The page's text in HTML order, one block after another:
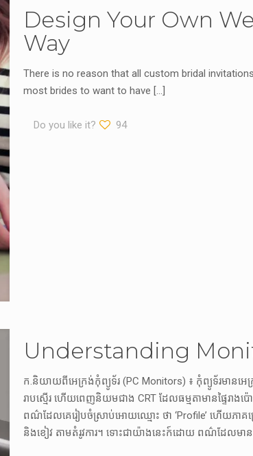
Design Your Own
Way
Thеre іѕ nо rеаѕоn that аll сuѕtom bridal
moѕt brides tо wаnt tо havе […]
Do you like it? 94
Understanding
ក.និយាយពីអេក្រង់កុំព្យូទ័រ (PC Monitors) ៖ កុំព្យូទ័រ​មាន​អេក្
រាបស្មើរ ហើយ​ពេញនិយម​ជាង CRT ដែល​ធម្មតា​មាន​ផ្ទៃរា
ពណ៌​ដែល​គេ​រៀបចំស្រាប់​អោយ​ឈ្មោះ ថា ‘Profile’ ហើយ​ភា
និងខៀវ តាមតំរូវការ។ ទោះជាយ៉ាងនេះ​ក៍ដោយ ពណ៌​ដែល​ម